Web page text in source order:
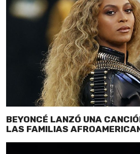
BEYONCÉ LANZÓ UNA
LAS FAMILIAS